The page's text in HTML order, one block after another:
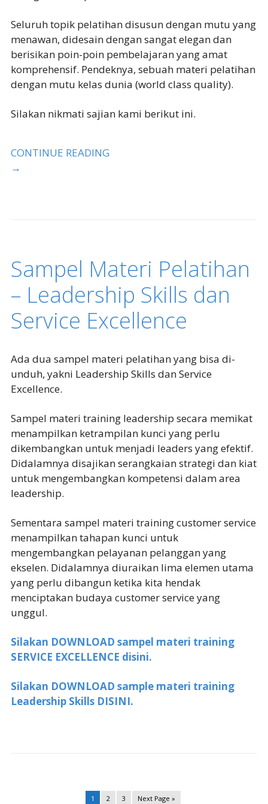
Seluruh topik pelatihan disusun dengan mutu yang
menawan, didesain dengan sangat elegan dan
berisikan poin-poin pembelajaran yang amat
komprehensif. Pendeknya, sebuah materi pelatihan
dengan mutu kelas dunia (world class quality).
Silakan nikmati sajian kami berikut ini.
CONTINUE READING
→
Sampel Materi Pelatihan
– Leadership Skills dan
Service Excellence
Ada dua sampel materi pelatihan yang bisa di-
unduh, yakni Leadership Skills dan Service
Excellence.
Sampel materi training leadership secara memikat
menampilkan ketrampilan kunci yang perlu
dikembangkan untuk menjadi leaders yang efektif.
Didalamnya disajikan serangkaian strategi dan kiat
untuk mengembangkan kompetensi dalam area
leadership.
Sementara sampel materi training customer service
menampilkan tahapan kunci untuk
mengembangkan pelayanan pelanggan yang
ekselen. Didalamnya diuraikan lima elemen utama
yang perlu dibangun ketika kita hendak
menciptakan budaya customer service yang
unggul.
Silakan DOWNLOAD sampel materi training
SERVICE EXCELLENCE disini.
Silakan DOWNLOAD sample materi training
Leadership Skills DISINI.
1 2 3 Next Page »